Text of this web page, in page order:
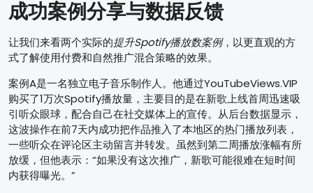
成功案例分享与数据反馈
让我们来看两个实际的提升Spotify播放数案例，以更直观的方
式了解使用付费和自然推广混合策略的效果。
案例A是一名独立电子音乐制作人。他通过YouTubeViews.VIP
购买了1万次Spotify播放量，主要目的是在新歌上线首周迅速吸
引听众眼球，配合自己在社交媒体上的宣传。从后台数据显示，
这波操作在前7天内成功把作品推入了本地区的热门播放列表，
一些听众在评论区主动留言并转发。虽然到第二周播放涨幅有所
放缓，但他表示：“如果没有这次推广，新歌可能很难在短时间
内获得曝光。”